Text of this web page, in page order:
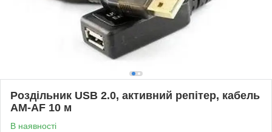
Роздільник USB 2.0, активний репітер, кабель
AM-AF 10 м
В наявності